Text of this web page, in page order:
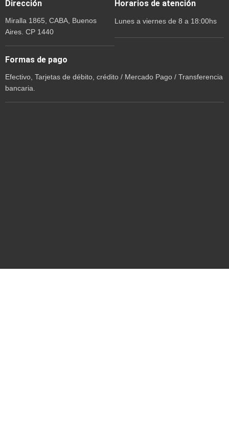
Dirección
Miralla 1865, CABA, Buenos
Aires. CP 1440
Horarios de atención
Lunes a viernes de 8 a 18:00hs
Formas de pago
Efectivo, Tarjetas de débito, crédito / Mercado Pago / Transferencia
bancaria.